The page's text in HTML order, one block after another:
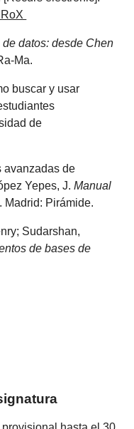
de datos: desde Chen
Ma.
buscar y usar
de
avanzadas de
Yepes, J.Manual
. Madrid: Pirámide.
Sudarshan,
de bases de